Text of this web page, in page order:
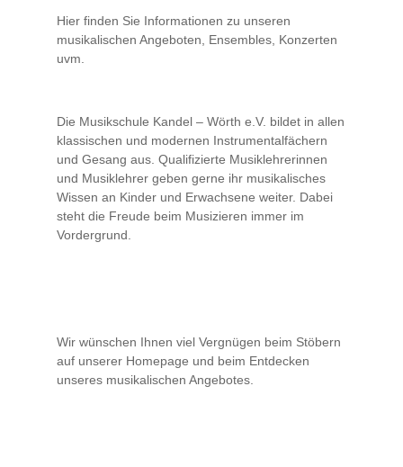
Hier finden Sie Informationen zu unseren
musikalischen Angeboten, Ensembles, Konzerten
uvm.
Die Musikschule Kandel – Wörth e.V. bildet in allen
klassischen und modernen Instrumentalfächern
und Gesang aus. Qualifizierte Musiklehrerinnen
und Musiklehrer geben gerne ihr musikalisches
Wissen an Kinder und Erwachsene weiter. Dabei
steht die Freude beim Musizieren immer im
Vordergrund.
Wir wünschen Ihnen viel Vergnügen beim Stöbern
auf unserer Homepage und beim Entdecken
unseres musikalischen Angebotes.